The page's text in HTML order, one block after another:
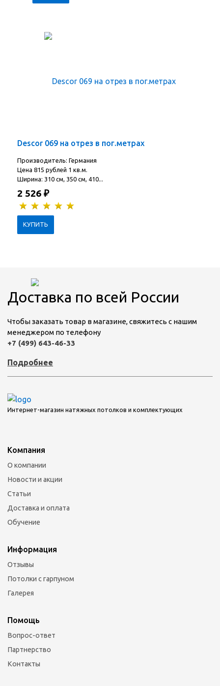
Descor 069 на отрез в пог.метрах
Производитель: Германия
Цена 815 рублей 1 кв.м.
Ширина: 310 см, 350 см, 410...
2 526 ₽
Доставка по всей России
Чтобы заказать товар в магазине, свяжитесь с нашим
менеджером по телефону
+7 (499) 643-46-33
Подробнее
Интернет-магазин натяжных потолков и комплектующих
Компания
О компании
Новости и акции
Статьи
Доставка и оплата
Обучение
Информация
Отзывы
Потолки с гарпуном
Галерея
Помощь
Вопрос-ответ
Партнерство
Контакты